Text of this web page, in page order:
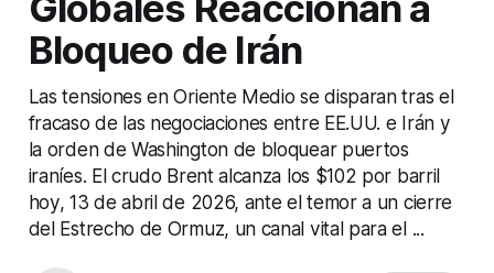
Bloqueo de Irán
Las tensiones en Oriente Medio se disparan tras el
fracaso de las negociaciones entre EE.UU. e Irán y
la orden de Washington de bloquear puertos
iraníes. El crudo Brent alcanza los $102 por barril
hoy, 13 de abril de 2026, ante el temor a un cierre
del Estrecho de Ormuz, un canal vital para el ...